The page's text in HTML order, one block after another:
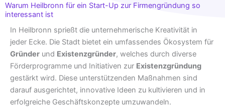
Warum Heilbronn für ein Start-Up zur Firmengründung so
interessant ist
In Heilbronn sprießt die unternehmerische Kreativität in
jeder Ecke. Die Stadt bietet ein umfassendes Ökosystem für
Gründer und Existenzgründer, welches durch diverse
Förderprogramme und Initiativen zur Existenzgründung
gestärkt wird. Diese unterstützenden Maßnahmen sind
darauf ausgerichtet, innovative Ideen zu kultivieren und in
erfolgreiche Geschäftskonzepte umzuwandeln.